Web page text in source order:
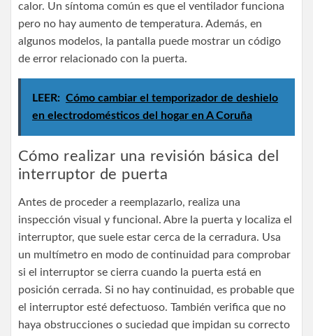
calor. Un síntoma común es que el ventilador funciona
pero no hay aumento de temperatura. Además, en
algunos modelos, la pantalla puede mostrar un código
de error relacionado con la puerta.
LEER: Cómo cambiar el temporizador de deshielo
en electrodomésticos del hogar en A Coruña
Cómo realizar una revisión básica del
interruptor de puerta
Antes de proceder a reemplazarlo, realiza una
inspección visual y funcional. Abre la puerta y localiza el
interruptor, que suele estar cerca de la cerradura. Usa
un multímetro en modo de continuidad para comprobar
si el interruptor se cierra cuando la puerta está en
posición cerrada. Si no hay continuidad, es probable que
el interruptor esté defectuoso. También verifica que no
haya obstrucciones o suciedad que impidan su correcto